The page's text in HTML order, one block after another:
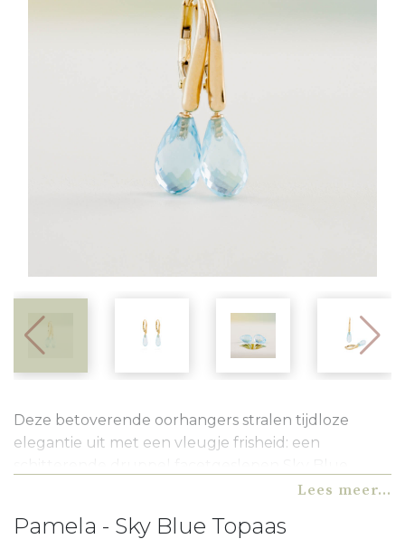
Deze betoverende oorhangers stralen tijdloze
elegantie uit met een vleugje frisheid: een
Topaas die sierlijk hangt aan een warm glanzend 14
blauw van de steen vangt het licht op een
Lees meer...
Pamela - Sky Blue Topaas